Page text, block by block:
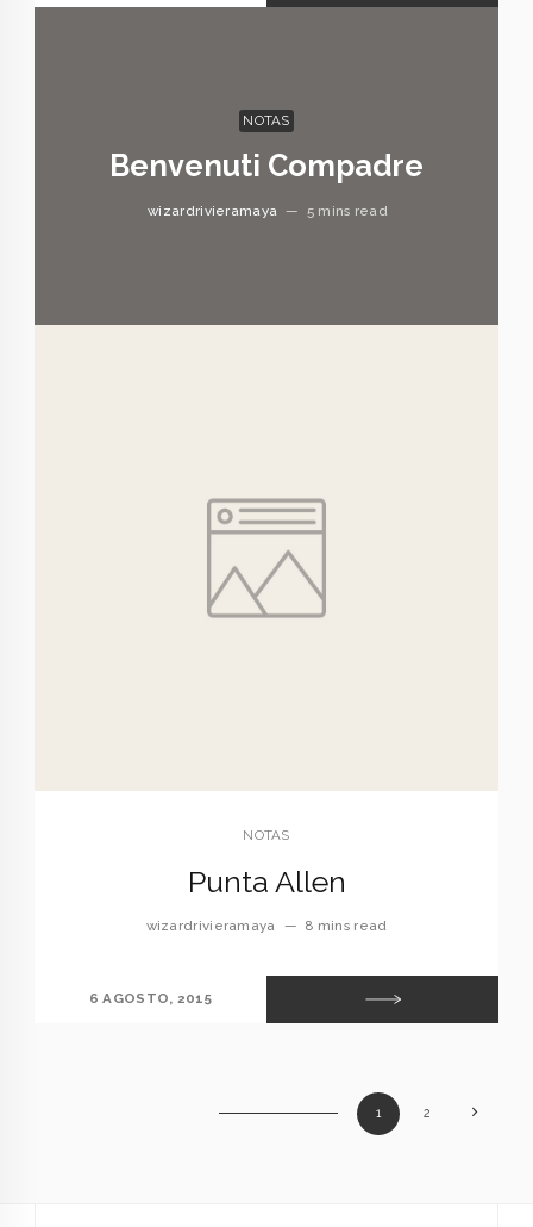
NOTAS
Benvenuti Compadre
wizardrivieramaya — 5 mins read
NOTAS
Punta Allen
wizardrivieramaya — 8 mins read
6 AGOSTO, 2015
1 2